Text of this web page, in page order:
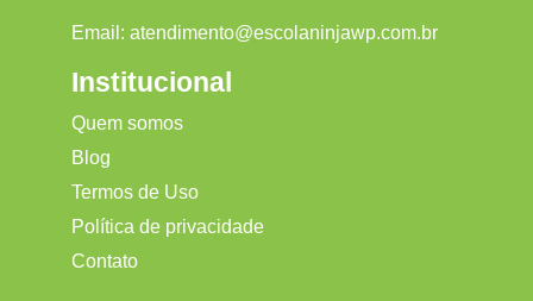
Email: atendimento@escolaninjawp.com.br
Institucional
Quem somos
Blog
Termos de Uso
Política de privacidade
Contato